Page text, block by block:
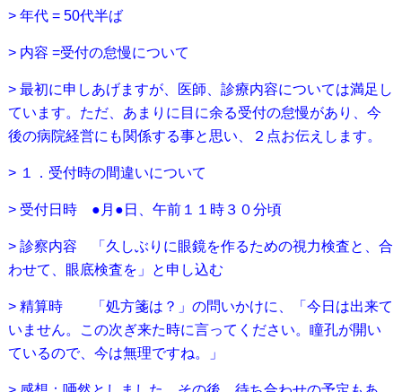
> 年代 = 50代半ば
> 内容 =受付の怠慢について
> 最初に申しあげますが、医師、診療内容については満足し
ています。ただ、あまりに目に余る受付の怠慢があり、今
後の病院経営にも関係する事と思い、２点お伝えします。
> １．受付時の間違いについて
> 受付日時 ●月●日、午前１１時３０分頃
> 診察内容 「久しぶりに眼鏡を作るための視力検査と、合
わせて、眼底検査を」と申し込む
> 精算時 「処方箋は？」の問いかけに、「今日は出来て
いません。この次ぎ来た時に言ってください。瞳孔が開い
ているので、今は無理ですね。」